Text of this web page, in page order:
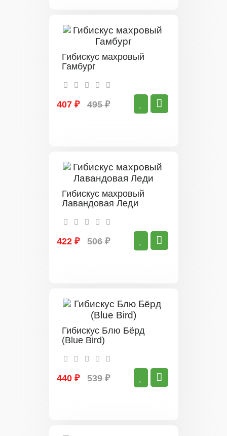
Гибискус махровый
Гамбург
407 ₽ 495 ₽
Гибискус махровый
Лавандовая Леди
422 ₽ 506 ₽
Гибискус Блю Бёрд
(Blue Bird)
440 ₽ 539 ₽